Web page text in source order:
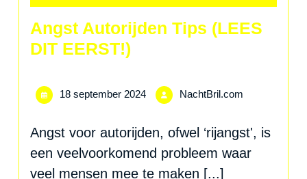
Angst Autorijden Tips (LEES
DIT EERST!)
18 september 2024 18
september
NachtBril.com
Angst voor autorijden, ofwel ‘rijangst', is
een veelvoorkomend probleem waar
veel mensen mee te maken [...]